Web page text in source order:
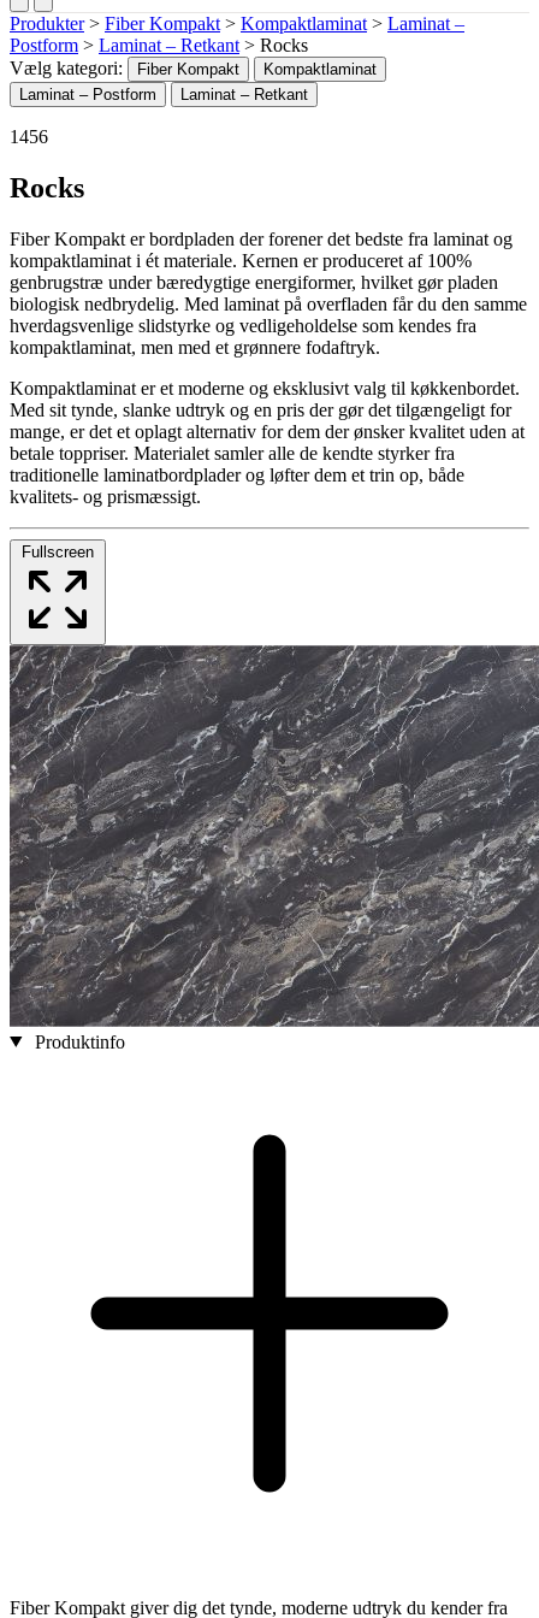
Produkter > Fiber Kompakt > Kompaktlaminat > Laminat –
Postform > Laminat – Retkant > Rocks
Vælg kategori:
Fiber Kompakt
Kompaktlaminat
Laminat – Postform
Laminat – Retkant
1456
Rocks
Fiber Kompakt er bordpladen der forener det bedste fra laminat og
kompaktlaminat i ét materiale. Kernen er produceret af 100%
genbrugstræ under bæredygtige energiformer, hvilket gør pladen
biologisk nedbrydelig. Med laminat på overfladen får du den samme
hverdagsvenlige slidstyrke og vedligeholdelse som kendes fra
kompaktlaminat, men med et grønnere fodaftryk.
Kompaktlaminat er et moderne og eksklusivt valg til køkkenbordet.
Med sit tynde, slanke udtryk og en pris der gør det tilgængeligt for
mange, er det et oplagt alternativ for dem der ønsker kvalitet uden at
betale toppriser. Materialet samler alle de kendte styrker fra
traditionelle laminatbordplader og løfter dem et trin op, både
kvalitets- og prismæssigt.
Fullscreen
Produktinfo
Fiber Kompakt giver dig det tynde, moderne udtryk du kender fra